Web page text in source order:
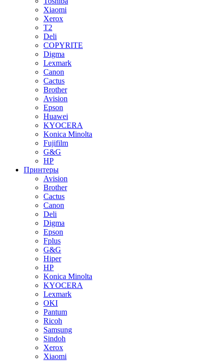
Xiaomi
Xerox
T2
Deli
COPYRITE
Digma
Lexmark
Canon
Cactus
Brother
Avision
Epson
Huawei
KYOCERA
Konica Minolta
Fujifilm
G&G
HP
Принтеры
Avision
Brother
Cactus
Canon
Deli
Digma
Epson
Fplus
G&G
Hiper
HP
Konica Minolta
KYOCERA
Lexmark
OKI
Pantum
Ricoh
Samsung
Sindoh
Xerox
Xiaomi